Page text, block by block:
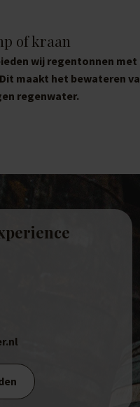
of kraan
wij regentonnen
maakt het bewateren
regenwater.